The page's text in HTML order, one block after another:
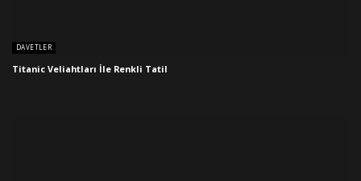
DAVETLER
Titanic Veliahtları İle Renkli Tatil